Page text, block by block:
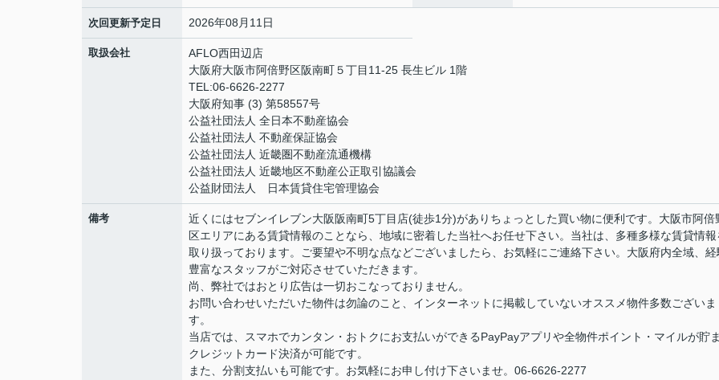
次回更新予定日 2026年08月11日
取扱会社
AFLO西田辺店
大阪府大阪市阿倍野区阪南町５丁目11-25 長生ビル 1階
TEL:06-6626-2277
大阪府知事 (3) 第58557号
公益社団法人 全日本不動産協会
公益社団法人 不動産保証協会
公益社団法人 近畿圏不動産流通機構
公益社団法人 近畿地区不動産公正取引協議会
公益財団法人 日本賃貸住宅管理協会
備考
近くにはセブンイレブン大阪阪南町5丁目店(徒歩1分)がありちょっとした買い物に便利です。大阪市阿倍
区エリアにある賃貸情報のことなら、地域に密着した当社へお任せ下さい。当社は、多種多様な賃貸情報
取り扱っております。ご要望や不明な点などございましたら、お気軽にご連絡下さい。大阪府内全域、経
豊富なスタッフがご対応させていただきます。
尚、弊社ではおとり広告は一切おこなっておりません。
お問い合わせいただいた物件は勿論のこと、インターネットに掲載していないオススメ物件多数ございま
す。
当店では、スマホでカンタン・おトクにお支払いができるPayPayアプリや全物件ポイント・マイルが貯
クレジットカード決済が可能です。
また、分割支払いも可能です。お気軽にお申し付け下さいませ。06-6626-2277